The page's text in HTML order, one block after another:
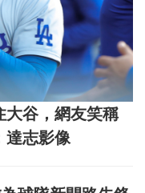
大谷，網友笑稱
達志影像